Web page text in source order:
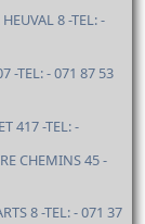
8 -TEL: -
-TEL: - 071 87 53
417 -TEL: -
CHEMINS 45 -
8 -TEL: - 071 37